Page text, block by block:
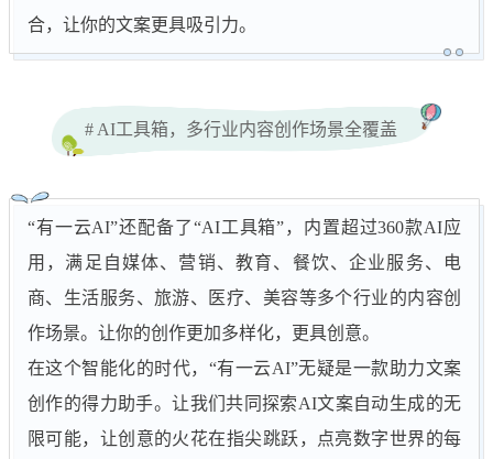
合，让你的文案更具吸引力。
# AI工具箱，多行业内容创作场景全覆盖
“有一云AI”还配备了“AI工具箱”，内置超过360款AI应
用，满足自媒体、营销、教育、餐饮、企业服务、电
商、生活服务、旅游、医疗、美容等多个行业的内容创
作场景。让你的创作更加多样化，更具创意。
在这个智能化的时代，“有一云AI”无疑是一款助力文案
创作的得力助手。让我们共同探索AI文案自动生成的无
限可能，让创意的火花在指尖跳跃，点亮数字世界的每